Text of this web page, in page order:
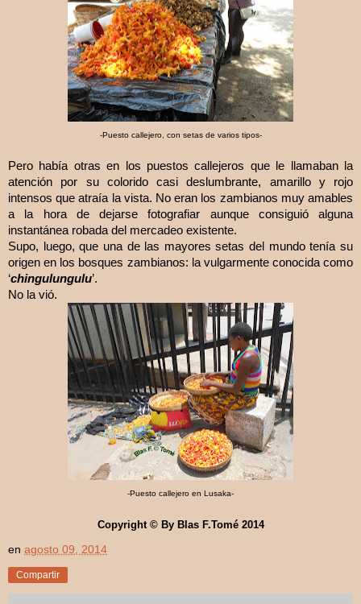
-Puesto callejero, con setas de varios tipos-
Pero había otras en los puestos callejeros que le llamaban la
atención por su colorido casi deslumbrante, amarillo y rojo
intensos que atraía la vista. No eran los zambianos muy amables
a la hora de dejarse fotografiar aunque consiguió alguna
instantánea robada del mercadeo existente.
Supo, luego, que una de las mayores setas del mundo tenía su
origen en los bosques zambianos: la vulgarmente conocida como
‘chingulungulu’.
No la vió.
-Puesto callejero en Lusaka-
Copyright © By Blas F.Tomé 2014
en agosto 09, 2014
Compartir